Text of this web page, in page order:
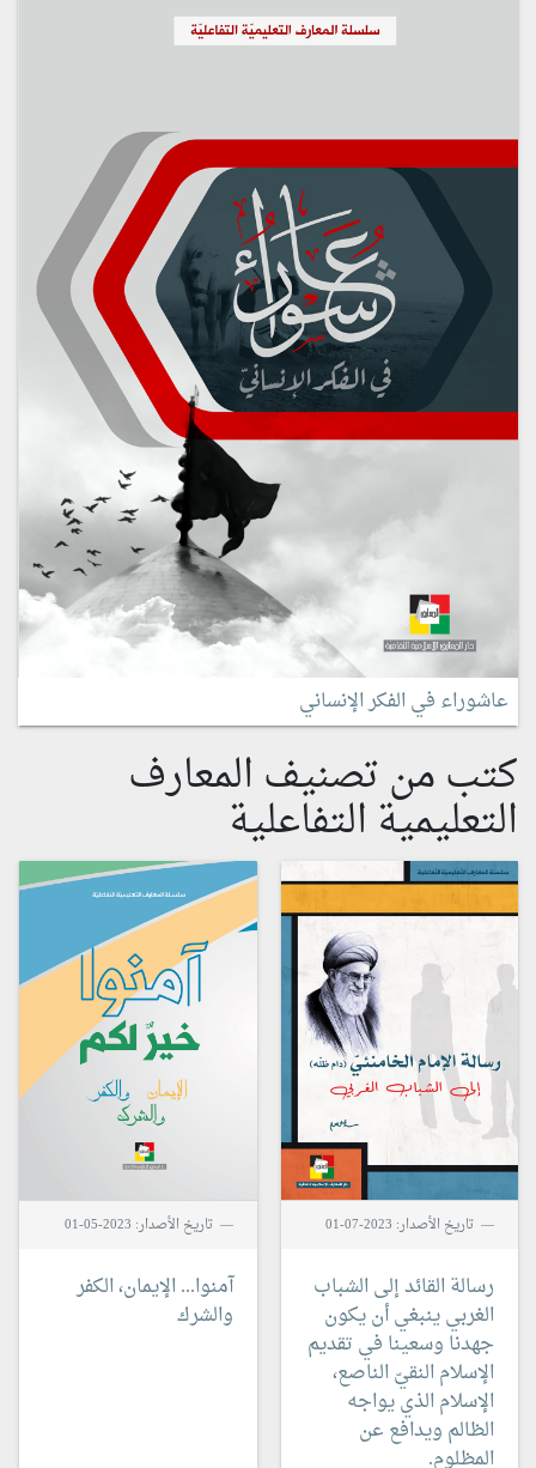
عاشوراء في الفكر الإنساني
كتب من تصنيف المعارف
التعليمية التفاعلية
تاريخ الأصدار: 2023-07-01
رسالة القائد إلى الشباب
الغربيينبغي أن يكون
جهدنا وسعينا في تقديم
الإسلام النقيّ الناصع،
الإسلام الذي يواجه
الظالم ويدافع عن
المظلوم.
تاريخ الأصدار: 2023-05-01
آمنوا...الإيمان، الكفر
والشرك